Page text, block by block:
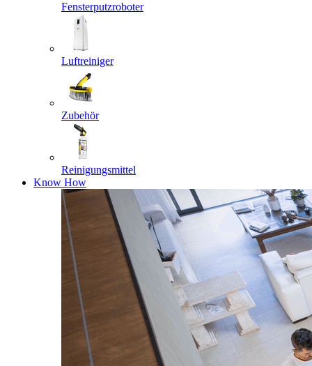
Fensterputzroboter
Luftreiniger
Zubehör
Reinigungsmittel
Know How